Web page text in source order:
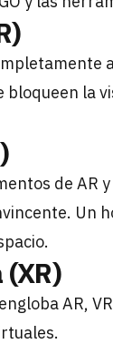
la
de AR
Un
AR,